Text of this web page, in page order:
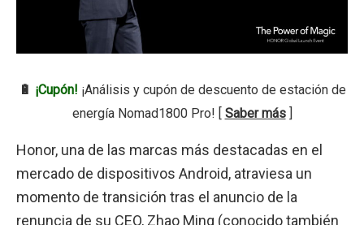
🔋 ¡Cupón! ¡Análisis y cupón de descuento de estación de
energía Nomad1800 Pro! [ Saber más]
Honor, una de las marcas más destacadas en el
mercado de dispositivos Android, atraviesa un
momento de transición tras el anuncio de la
renuncia de su CEO, Zhao Ming (conocido también